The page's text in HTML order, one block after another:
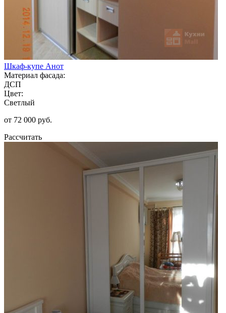
Шкаф-купе Анот
Материал фасада:
ДСП
Цвет:
Светлый
от 72 000 руб.
Рассчитать